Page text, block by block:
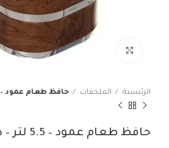
الرئيسية الملحقات حافظ طعام عمود – 5.5 لتر – دارك
حافظ طعام عمود – 5.5 لتر – دارك